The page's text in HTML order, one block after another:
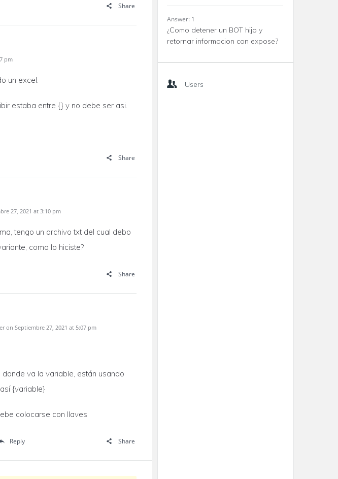
Share
pm
un excel.
estaba entre {} y no debe ser asi.
Share
27, 2021 at 3:10 pm
tengo un archivo txt del cual debo
como lo hiciste?
Share
on Septiembre 27, 2021 at 5:07 pm
donde va la variable, están usando
{variable}
colocarse con llaves
Reply Share
Answer: 1
¿Como detener un BOT hijo y
retornar informacion con expose?
Users